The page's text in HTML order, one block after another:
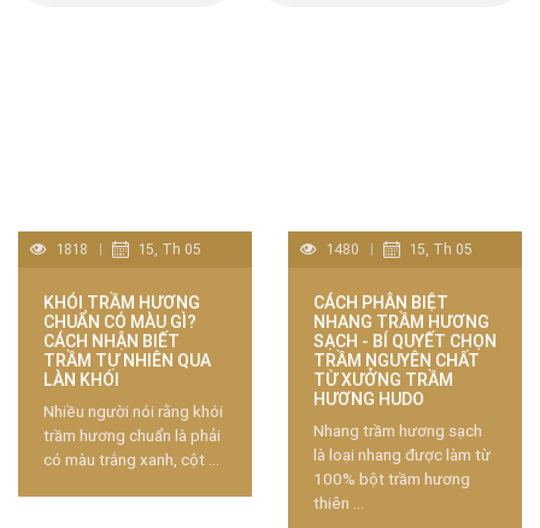
1818 15, Th 05
KHÓI TRẦM HƯƠNG
CHUẨN CÓ MÀU GÌ?
CÁCH NHẬN BIẾT
TRẦM TỰ NHIÊN QUA
LÀN KHÓI
Nhiều người nói rằng khói
trầm hương chuẩn là phải
có màu trắng xanh, cột ...
1480 15, Th 05
CÁCH PHÂN BIỆT
NHANG TRẦM HƯƠNG
SẠCH - BÍ QUYẾT CHỌN
TRẦM NGUYÊN CHẤT
TỪ XƯỞNG TRẦM
HƯƠNG HUDO
Nhang trầm hương sạch
là loại nhang được làm từ
100% bột trầm hương
thiên ...